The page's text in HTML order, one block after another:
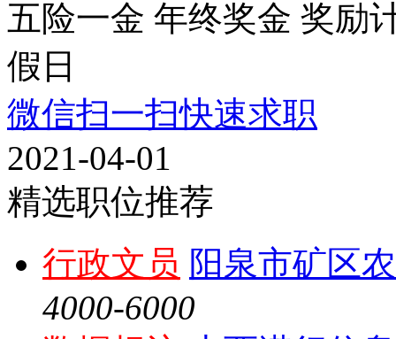
五险一金 年终奖金 奖励
假日
微信扫一扫快速求职
2021-04-01
精选职位推荐
行政文员 阳泉市矿区
4000-6000